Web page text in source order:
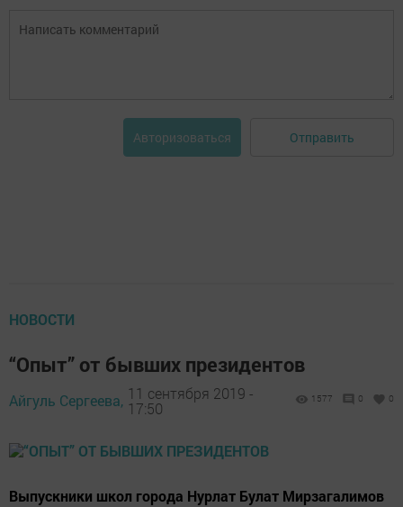
Авторизоваться Отправить
НОВОСТИ
“Опыт” от бывших президентов
Айгуль Сергеева, 11 сентября 2019 -
17:50
1577 0 0
Выпускники школ города Нурлат Булат Мирзагалимов